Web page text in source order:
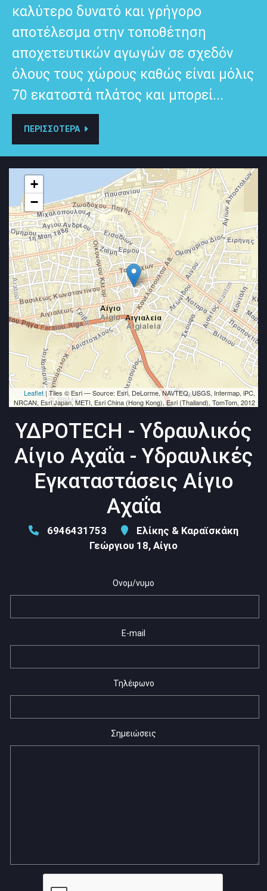
καλύτερο δυνατό και γρήγορο
αποτέλεσμα στην τοποθέτηση
αποχετευτικών αγωγών σε σχεδόν
όλους τους χώρους καθώς είναι μόλις
70 εκατοστά πλάτος και μπορεί...
ΠΕΡΙΣΣΟΤΕΡΑ
+
−
Leaflet | Tiles © Esri — Source: Esri, DeLorme, NAVTEQ, USGS, Intermap, iPC,
NRCAN, Esri Japan, METI, Esri China (Hong Kong), Esri (Thailand), TomTom, 2012
Ονομ/νυμο
E-mail
Τηλέφωνο
Σημειώσεις
ΥΔΡΟTECH - Υδραυλικός
Αίγιο Αχαΐα - Υδραυλικές
Εγκαταστάσεις Αίγιο
Αχαΐα
6946431753
Ελίκης & Καραϊσκάκη
Γεώργιου 18, Αίγιο